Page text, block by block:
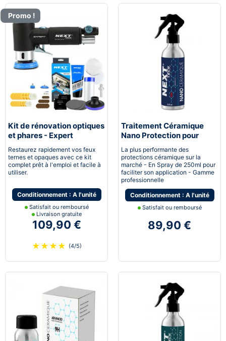
Promo !
Kit de rénovation optiques
et phares - Expert
Restaurez rapidement vos feux
ternes et opaques avec ce kit
complet prêt à l'emploi et facile à
utiliser.
Conditionnement : A l'unité
Satisfait ou remboursé
Livraison gratuite
109,90 €
★ ★ ★ ★ (4/5)
Traitement Céramique
Nano Protection pour
La plus performante des
protections céramique sur la
marché - En Spray de 250ml pour
faciliter son application - Gamme
professionnelle
Conditionnement : A l'unité
Satisfait ou remboursé
89,90 €